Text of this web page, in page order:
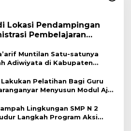
Lokasi Pendampingan
Pembelajaran
Muntilan Satu-satunya
Adiwiyata di Kabupaten
Lakukan Pelatihan Bagi Guru
Menyusun Modul Ajar
Lingkungan SMP N 2
Langkah Program Aksi